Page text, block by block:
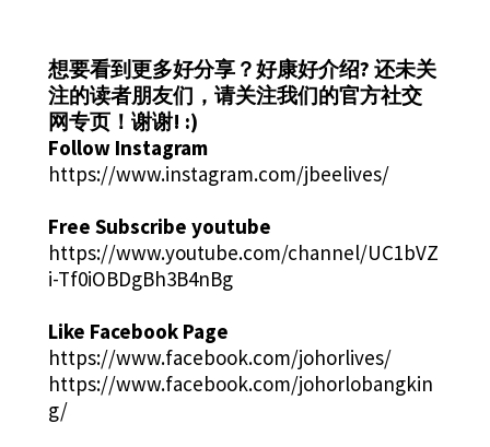
想要看到更多好分享？好康好介绍? 还未关
注的读者朋友们，请关注我们的官方社交
网专页！谢谢! :)
Follow Instagram
https://www.instagram.com/jbeelives/
Free Subscribe youtube
https://www.youtube.com/channel/UC1bVZ
i-Tf0iOBDgBh3B4nBg
Like Facebook Page
https://www.facebook.com/johorlives/
https://www.facebook.com/johorlobangkin
g/